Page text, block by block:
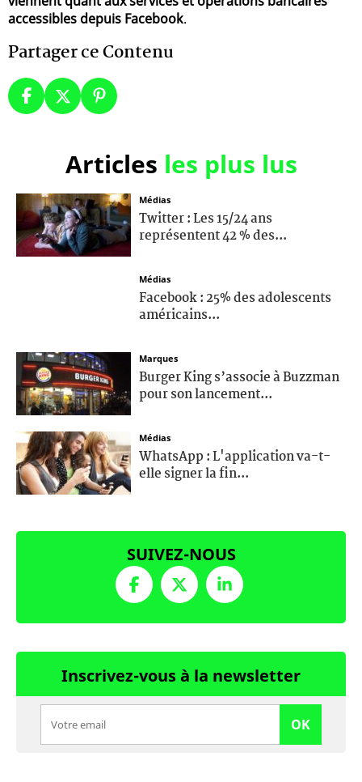
accessibles depuis Facebook.
Partager ce Contenu
Articles les plus lus
Médias
Twitter : Les 15/24 ans
représentent 42 % des...
Médias
Facebook : 25% des adolescents
américains...
Marques
Burger King s’associe à Buzzman
pour son lancement...
Médias
WhatsApp : L'application va-t-
elle signer la fin...
SUIVEZ-NOUS
Inscrivez-vous à la newsletter
OK